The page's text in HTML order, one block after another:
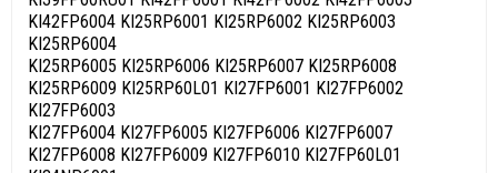
KI42FP6004 KI25RP6001 KI25RP6002 KI25RP6003
KI25RP6004
KI25RP6005 KI25RP6006 KI25RP6007 KI25RP6008
KI25RP6009 KI25RP60L01 KI27FP6001 KI27FP6002
KI27FP6003
KI27FP6004 KI27FP6005 KI27FP6006 KI27FP6007
KI27FP6008 KI27FP6009 KI27FP6010 KI27FP60L01